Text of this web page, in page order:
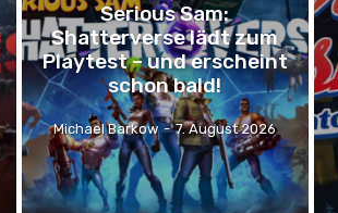
Serious Sam:
Shatterverse lädt zum
Playtest – und erscheint
schon bald!
Michael Barkow - 7. August 2026